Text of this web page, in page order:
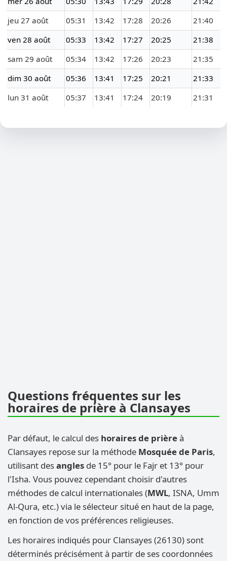
jeu 27 août
05:31 13:42 17:28 20:26
21:40
ven 28 août
05:33 13:42 17:27 20:25
21:38
sam 29 août
05:34 13:42 17:26 20:23
21:35
dim 30 août
05:36 13:41 17:25 20:21
21:33
lun 31 août
05:37 13:41 17:24 20:19 21:31
Questions fréquentes sur les
horaires de prière à Clansayes
Par défaut, le calcul des horaires de prièreà
Clansayes repose sur la méthode Mosquée de Paris,
utilisant desangles de 15° pour le Fajr et 13° pour
l'Isha. Vous pouvez cependant choisir d'autres
méthodes de calcul internationales (MWL, ISNA, Umm
Al-Qura, etc.) via le sélecteur situé en haut de la page,
en fonction de vos préférences religieuses.
Les horaires indiqués pour Clansayes (26130) sont
déterminés précisément à partir de ses coordonnées